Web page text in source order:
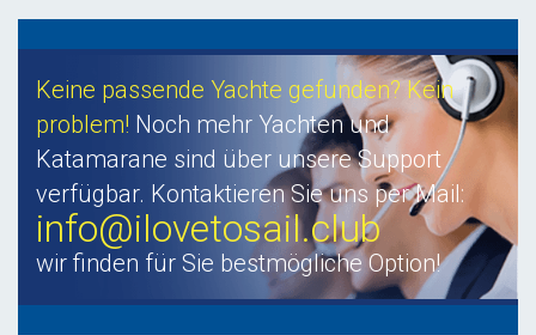
Keine passende Yachte gefunden? Kein
problem! Noch mehr Yachten und
Katamarane sind über unsere Support
verfügbar. Kontaktieren Sie uns per Mail:
info@ilovetosail.club
wir finden für Sie bestmögliche Option!